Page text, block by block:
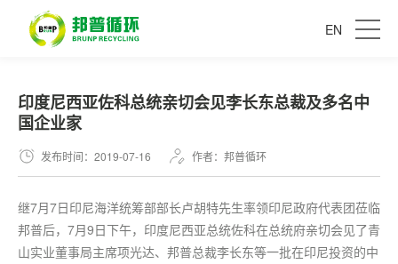
EN
印度尼西亚佐科总统亲切会见李长东总裁及多名中
国企业家
发布时间：2019-07-16 作者：邦普循环
继7月7日印尼海洋统筹部部长卢胡特先生率领印尼政府代表团莅临
邦普后，7月9日下午，印度尼西亚总统佐科在总统府亲切会见了青
山实业董事局主席项光达、邦普总裁李长东等一批在印尼投资的中